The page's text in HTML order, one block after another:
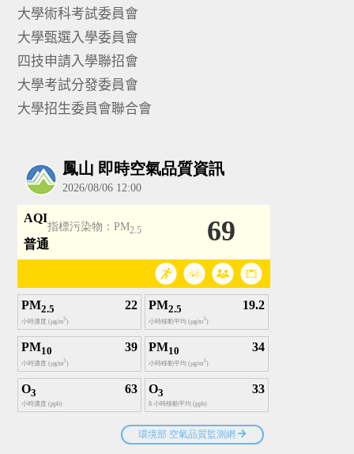
大學術科考試委員會
大學甄選入學委員會
四技申請入學聯招會
大學考試分發委員會
大學招生委員會聯合會